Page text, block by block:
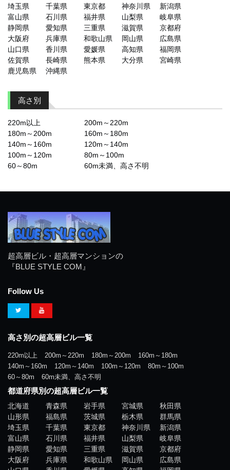
埼玉県
千葉県 東京都 神奈川県
新潟県
富山県
石川県 福井県 山梨県
岐阜県
静岡県
愛知県 三重県 滋賀県
京都府
大阪府
兵庫県 和歌山県 岡山県
広島県
山口県
香川県 愛媛県 高知県
福岡県
佐賀県
長崎県 熊本県 大分県
宮崎県
鹿児島県
沖縄県
高さ別
220m以上
200m～220m
180m～200m
160m～180m
140m～160m
120m～140m
100m～120m
80m～100m
60～80m
60m未満、高さ不明
超高層ビル・超高層マンションの
『BLUE STYLE COM』
Follow Us
高さ別の超高層ビル一覧
220m以上 200m～220m 180m～200m
160m～180m
140m～160m
120m～140m 100m～120m
80m～100m
60～80m
60m未満、高さ不明
都道府県別の超高層ビル一覧
北海道 青森県 岩手県 宮城県
秋田県
山形県
福島県 茨城県 栃木県
群馬県
埼玉県
千葉県 東京都 神奈川県
新潟県
富山県
石川県 福井県 山梨県
岐阜県
静岡県
愛知県 三重県 滋賀県
京都府
大阪府
兵庫県 和歌山県 岡山県
広島県